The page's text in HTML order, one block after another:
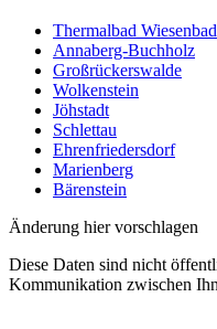
Thermalbad Wiesenbad
Annaberg-Buchholz
Großrückerswalde
Wolkenstein
Jöhstadt
Schlettau
Ehrenfriedersdorf
Marienberg
Bärenstein
Änderung hier vorschlagen
Diese Daten sind nicht
Kommunikation zwischen